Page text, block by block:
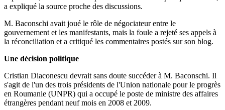
a expliqué la source proche des discussions.
M. Baconschi avait joué le rôle de négociateur entre le
gouvernement et les manifestants, mais la foule a rejeté ses appels à
la réconciliation et a critiqué les commentaires postés sur son blog.
Une décision politique
Cristian Diaconescu devrait sans doute succéder à M. Baconschi. Il
s'agit de l'un des trois présidents de l'Union nationale pour le progrès
en Roumanie (UNPR) qui a occupé le poste de ministre des affaires
étrangères pendant neuf mois en 2008 et 2009.